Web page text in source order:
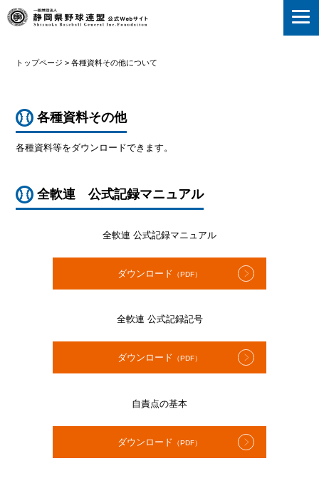
静岡県野球連盟
トップページ >各種資料その他について
各種資料その他
各種資料等をダウンロードできます。
全軟連 公式記録マニュアル
全軟連 公式記録マニュアル
ダウンロード （PDF）
全軟連 公式記録記号
ダウンロード （PDF）
自責点の基本
ダウンロード （PDF）